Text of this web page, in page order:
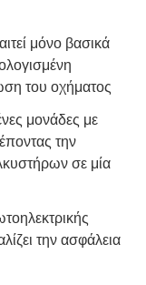
μόνο βασικά
του οχήματος
μονάδες με
την
σε μία
την ασφάλεια